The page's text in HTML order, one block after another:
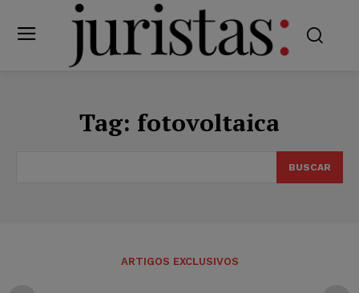
Tag: fotovoltaica
BUSCAR
ARTIGOS EXCLUSIVOS